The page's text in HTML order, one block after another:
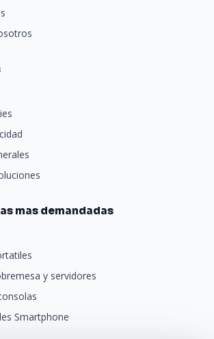
mas demandadas
y servidores
Smartphone